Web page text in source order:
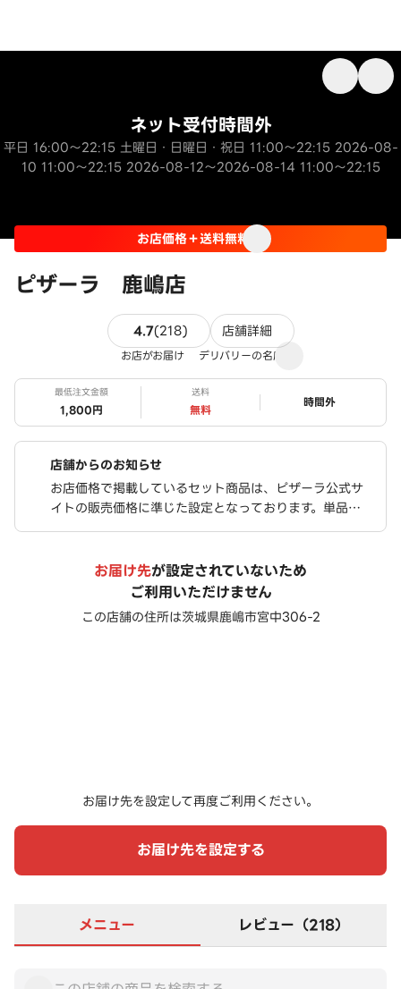
ピザーラ 鹿嶋店
ネット受付時間外
平日 16:00～22:15 土曜日・日曜日・祝日 11:00～22:15 2026-08-
10 11:00～22:15 2026-08-12～2026-08-14 11:00～22:15
お店価格＋送料無料
4.7(218)218件のレビュー
店舗詳細
お店がお届け デリバリーの名店
最低注文金額
1,800円
送料
無料 ステータス
時間外
店舗からのお知らせ
お店価格で掲載しているセット商品は、ピザーラ公式サ
イトの販売価格に準じた設定となっております。単品を
個別に注文されるよりも、お得な価格でご購入いただけ
お届け先が設定されていないため
ご利用いただけません
この店舗の住所は茨城県鹿嶋市宮中306-2
お届け先を設定して再度ご利用ください。
お届け先を設定する
メニュー レビュー（218）